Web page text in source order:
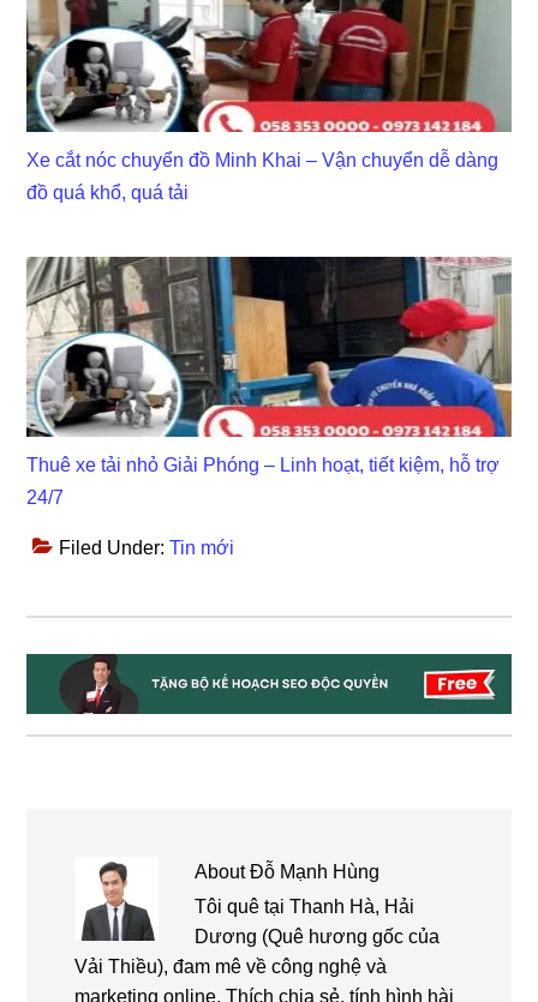
Xe cắt nóc chuyển đồ Minh Khai – Vận chuyển dễ dàng
đồ quá khổ, quá tải
Thuê xe tải nhỏ Giải Phóng – Linh hoạt, tiết kiệm, hỗ trợ
24/7
Filed Under:Tin mới
AboutĐỗ Mạnh Hùng
Tôi quê tại Thanh Hà, Hải
Dương (Quê hương gốc của
Vải Thiều), đam mê về công nghệ và
marketing online. Thích chia sẻ, tính hình hài